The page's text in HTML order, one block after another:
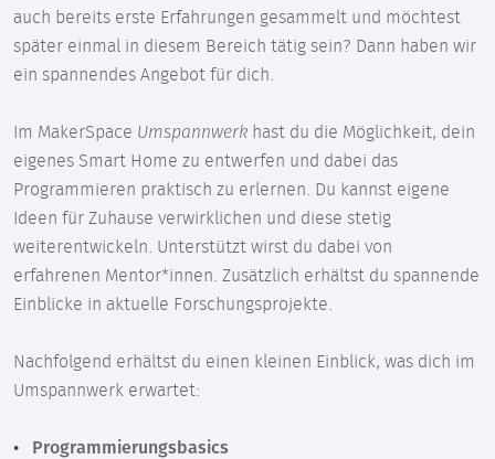
auch bereits erste Erfahrungen gesammelt und möchtest
später einmal in diesem Bereich tätig sein? Dann haben wir
ein spannendes Angebot für dich.
Im MakerSpace Umspannwerk hast du die Möglichkeit, dein
eigenes Smart Home zu entwerfen und dabei das
Programmieren praktisch zu erlernen. Du kannst eigene
Ideen für Zuhause verwirklichen und diese stetig
weiterentwickeln. Unterstützt wirst du dabei von
erfahrenen Mentor*innen. Zusätzlich erhältst du spannende
Einblicke in aktuelle Forschungsprojekte.
Nachfolgend erhältst du einen kleinen Einblick, was dich im
Umspannwerk erwartet:
Programmierungsbasics